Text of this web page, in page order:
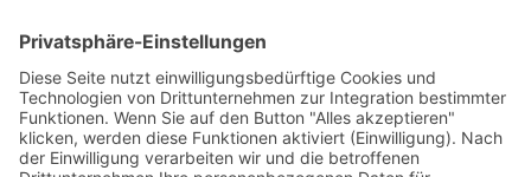
Sie haben Fragen?